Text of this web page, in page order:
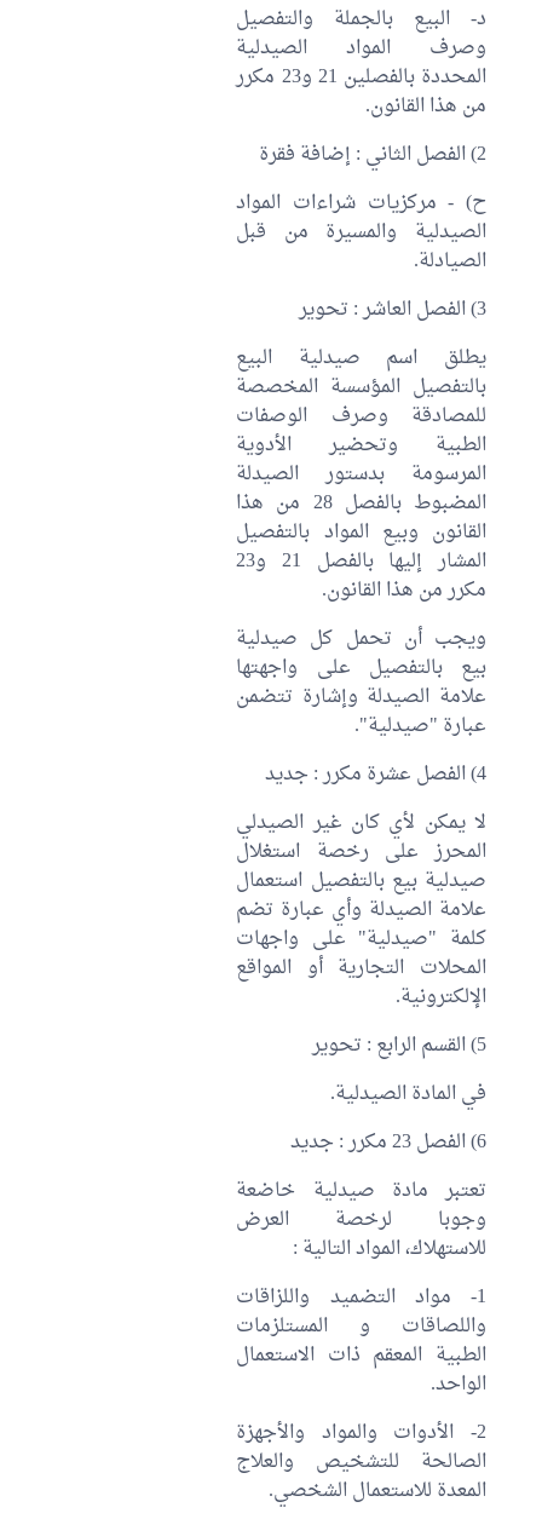
د- البيع بالجملة والتفصيل
وصرف المواد الصيدلية
المحددة بالفصلين 21 و23 مكرر
من هذا القانون.
2) الفصل الثاني : إضافة فقرة
ح) - مركزيات شراءات المواد
الصيدلية والمسيرة من قبل
الصيادلة.
3) الفصل العاشر : تحوير
يطلق اسم صيدلية البيع
بالتفصيل المؤسسة المخصصة
للمصادقة وصرف الوصفات
الطبية وتحضير الأدوية
المرسومة بدستور الصيدلة
المضبوط بالفصل 28 من هذا
القانون وبيع المواد بالتفصيل
المشار إليها بالفصل 21 و23
مكرر من هذا القانون.
ويجب أن تحمل كل صيدلية
بيع بالتفصيل على واجهتها
علامة الصيدلة وإشارة تتضمن
عبارة "صيدلية".
4) الفصل عشرة مكرر : جديد
لا يمكن لأي كان غير الصيدلي
المحرز على رخصة استغلال
صيدلية بيع بالتفصيل استعمال
علامة الصيدلة وأي عبارة تضم
كلمة "صيدلية" على واجهات
المحلات التجارية أو المواقع
الإلكترونية.
5) القسم الرابع : تحوير
في المادة الصيدلية.
6) الفصل 23 مكرر : جديد
تعتبر مادة صيدلية خاضعة
وجوبا لرخصة العرض
للاستهلاك، المواد التالية :
1- مواد التضميد واللزاقات
واللصاقات و المستلزمات
الطبية المعقم ذات الاستعمال
الواحد.
2- الأدوات والمواد والأجهزة
الصالحة للتشخيص والعلاج
المعدة للاستعمال الشخصي.